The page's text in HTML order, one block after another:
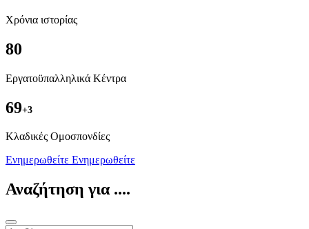
Χρόνια ιστορίας
80
Εργατοϋπαλληλικά Κέντρα
69+3
Kλαδικές Ομοσπονδίες
Ενημερωθείτε Ενημερωθείτε
Αναζήτηση για ....